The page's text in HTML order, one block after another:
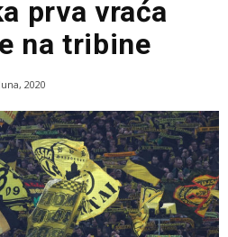
prva vraća
na tribine
2020